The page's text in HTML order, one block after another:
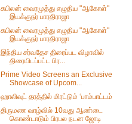
கபிலன் வைரமுத்து எழுதிய "ஆகோள்"
இயக்குநர் பாரதிராஜா
கபிலன் வைரமுத்து எழுதிய "ஆகோள்"
இயக்குநர் பாரதிராஜா
இந்திய சர்வதேச திரைப்பட விழாவில்
திரையிடப்பட்ட பிர...
Prime Video Screens an Exclusive
Showcase of Upcom...
ஹாலிவுட் தரத்தில் மிரட்டும் ‘பாம்பாட்டம்
திருமண வாழ்வில் 10வது ஆண்டை
கொண்டாடும் பிரபல நடன ஜோடி